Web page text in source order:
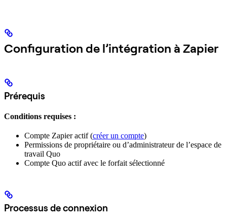
Configuration de l’intégration à Zapier
Prérequis
Conditions requises :
Compte Zapier actif (créer un compte)
Permissions de propriétaire ou d’administrateur de l’espace de
travail Quo
Compte Quo actif avec le forfait sélectionné
Processus de connexion